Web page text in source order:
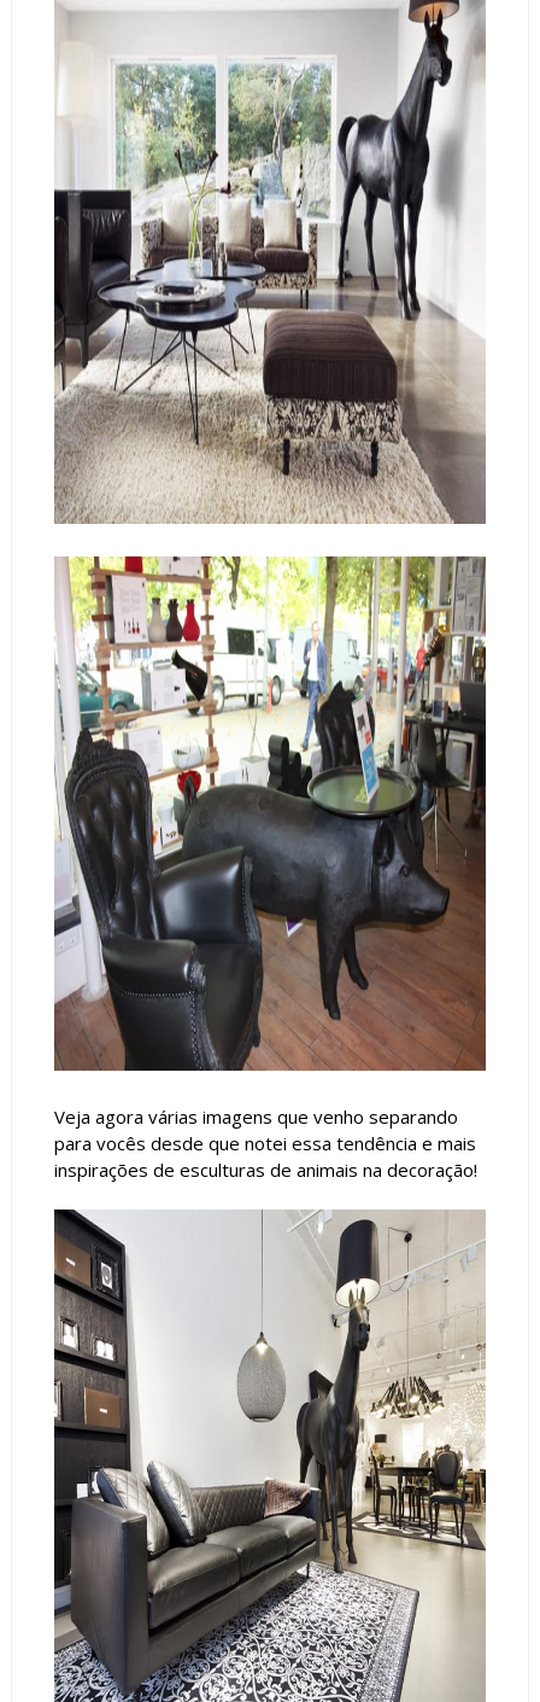
Veja agora várias imagens que venho separando
para vocês desde que notei essa tendência e mais
inspirações de esculturas de animais na decoração!